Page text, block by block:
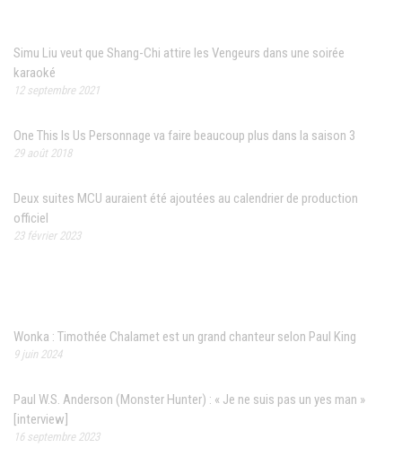
Simu Liu veut que Shang-Chi attire les Vengeurs dans une soirée
karaoké
12 septembre 2021
One This Is Us Personnage va faire beaucoup plus dans la saison 3
29 août 2018
Deux suites MCU auraient été ajoutées au calendrier de production
officiel
23 février 2023
Wonka : Timothée Chalamet est un grand chanteur selon Paul King
9 juin 2024
Paul W.S. Anderson (Monster Hunter) : « Je ne suis pas un yes man »
[interview]
16 septembre 2023